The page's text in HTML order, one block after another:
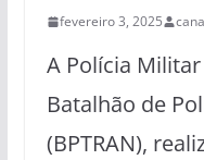
fevereiro 3, 2025
A Polícia
Batalhão de
(BPTRAN),